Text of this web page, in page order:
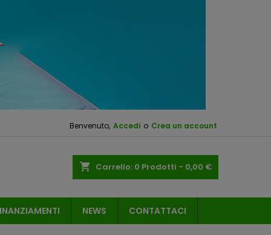
Benvenuto, Accedi o Crea un account
shopping_cart Carrello: 0 Prodotti - 0,00 €
NEWS CONTATTACI